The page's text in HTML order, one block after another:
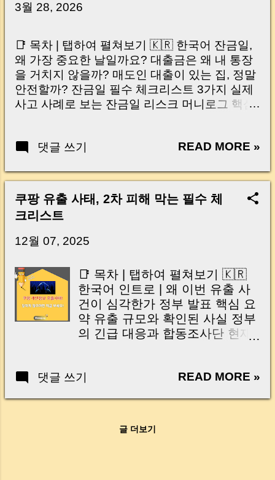
3월 28, 2026
📑 목차 | 탭하여 펼쳐보기 🇰🇷 한국어 잔금일,
왜 가장 중요한 날일까요? 대출금은 왜 내 통장
을 거치지 않을까? 매도인 대출이 있는 집, 정말
안전할까? 잔금일 필수 체크리스트 3가지 실제
사고 사례로 보는 잔금일 리스크 머니로그 핵심
Your Account Is It Safe If the Seller Has a
Real Risks and Mistakes to Avoid MoneyLog
Key Takeaway 혹시 이런 생각 해보신 적 있으
신가요? “잔금일… 그냥 돈 보내고 끝나는 거 아
닌가요?” 하지만 현장에서 보면 전혀 그렇지 않
습니다. 잔금일은 ‘서류 몇 장 처리하는 날’이 아
이는 가장 긴장되는 순간 입니다. 실제로 제가
중개 현장에서 겪었던 일입니다. 금요일 오후 3
시, 이체 한도에 막혀 송금이 멈췄고 그 자리에
서 계약이 무산될 뻔한 아찔한 상황이 있었습니
다. 또 어떤 분은 이렇게 말씀하십니다. “내 대출
인데 왜 내 통장으로 안 들어오죠?” “매도인이 대
사실은 ‘구조’를 몰라서 생기는 걱정입니다. 그래
서 오늘은 잔금일에 실제로 돈이 어떻게 움직이
는지, 왜 사고가 나는지, 그리고 무엇을 꼭 준비
드리겠습니다. 이 글 하나만 제대로 이해하시면,
댓글 쓰기 READ MORE »
쿠팡 유출 사태, 2차 피해 막는 필수 체
크리스트
12월 07, 2025
📑 목차 | 탭하여 펼쳐보기 🇰🇷
한국어 인트로 | 왜 이번 유출 사
건이 심각한가 정부 발표 핵심 요
약 유출 규모와 확인된 사실 정부
의 긴급 대응과 합동조사단 현재
심) 추가 피해를 줄이기 위한 후
Why This Data Breach Matters
댓글 쓰기 READ MORE »
글 더보기